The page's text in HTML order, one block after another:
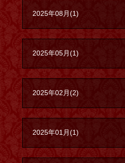
2025年08月(1)
2025年05月(1)
2025年02月(2)
2025年01月(1)